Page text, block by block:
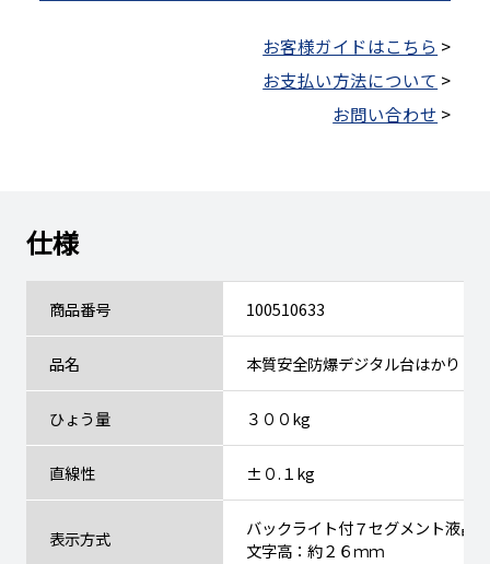
お客様ガイドはこちら >
お支払い方法について >
お問い合わせ >
仕様
商品番号 100510633
品名 本質安全防爆デジタル台はかり：
ひょう量 ３００kg
直線性 ±０.１kg
表示方式
バックライト付７セグメント液晶
文字高：約２６ｍｍ